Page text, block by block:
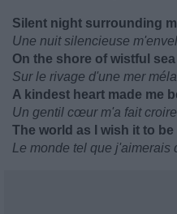
Silent night surrounding
Une nuit silencieuse
On the shore of wistful sea
Sur le rivage d'une mer
A kindest heart made me
Un gentil cœur m'a fait croire
The world as I wish it to be
Le monde tel que j'aimerais